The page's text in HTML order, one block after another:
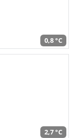
0,8 °C
2,7 °C